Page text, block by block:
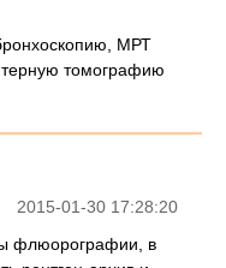
МРТ
томографию
2015-01-30 17:28:20
флюорографии, в